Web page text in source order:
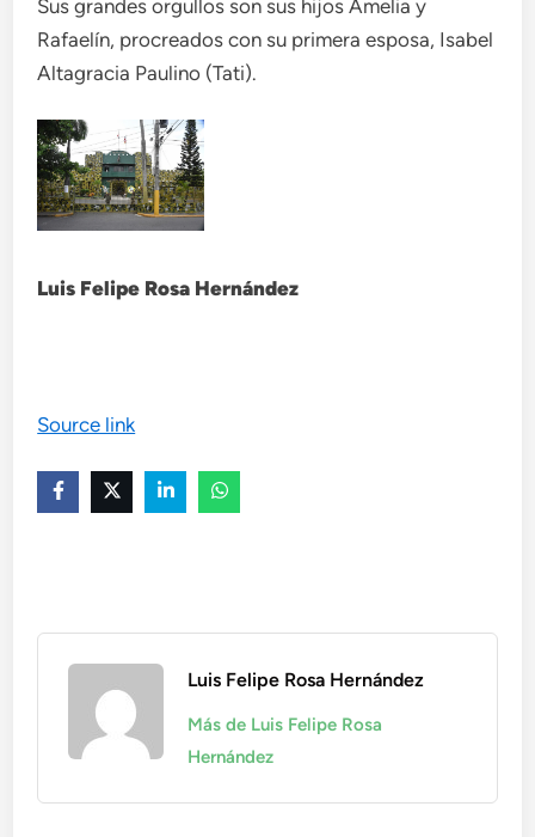
Sus grandes orgullos son sus hijos Amelia y
Rafaelín, procreados con su primera esposa, Isabel
Altagracia Paulino (Tati).
Luis Felipe Rosa Hernández
Source link
Luis Felipe Rosa Hernández
Más de Luis Felipe Rosa
Hernández